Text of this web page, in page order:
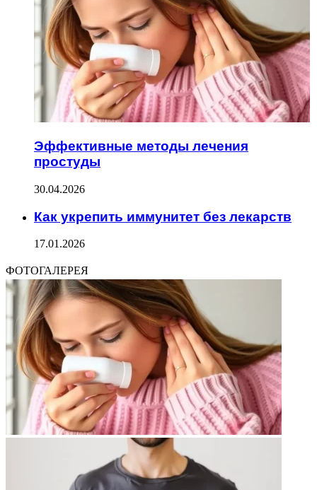
Эффективные методы лечения
простуды
30.04.2026
Как укрепить иммунитет без лекарств
17.01.2026
ФОТОГАЛЕРЕЯ